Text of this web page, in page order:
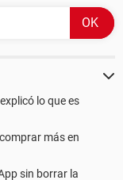
lo que es
más en
sin borrar la